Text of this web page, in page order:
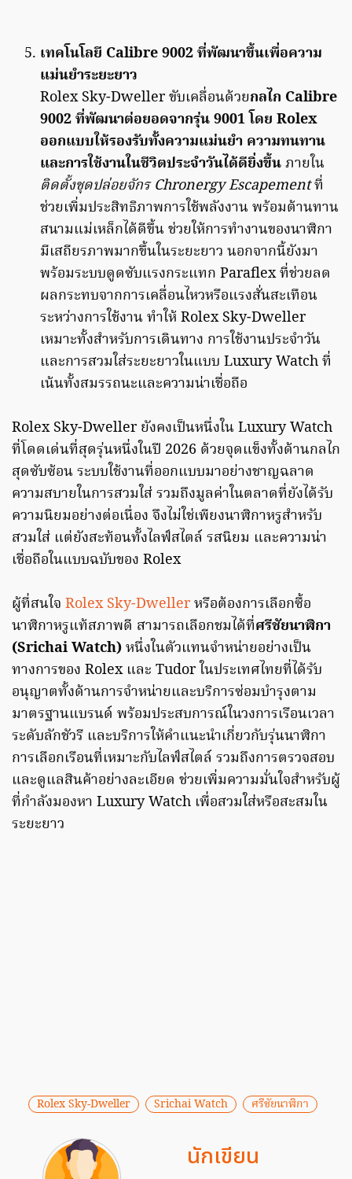
เทคโนโลยี Calibre 9002 ที่พัฒนาขึ้นเพื่อความ
แม่นยำระยะยาว
Rolex Sky-Dweller ขับเคลื่อนด้วยกลไก Calibre
9002 ที่พัฒนาต่อยอดจากรุ่น 9001 โดย Rolex
ออกแบบให้รองรับทั้งความแม่นยำ ความทนทาน
และการใช้งานในชีวิตประจำวันได้ดียิ่งขึ้นภายใน
ติดตั้งชุดปล่อยจักร Chronergy Escapementที่
ช่วยเพิ่มประสิทธิภาพการใช้พลังงาน พร้อมต้านทาน
สนามแม่เหล็กได้ดีขึ้น ช่วยให้การทำงานของนาฬิกา
มีเสถียรภาพมากขึ้นในระยะยาว นอกจากนี้ยังมา
พร้อมระบบดูดซับแรงกระแทก Paraflex ที่ช่วยลด
ผลกระทบจากการเคลื่อนไหวหรือแรงสั่นสะเทือน
ระหว่างการใช้งาน ทำให้ Rolex Sky-Dweller
เหมาะทั้งสำหรับการเดินทาง การใช้งานประจำวัน
และการสวมใส่ระยะยาวในแบบ Luxury Watch ที่
เน้นทั้งสมรรถนะและความน่าเชื่อถือ
Rolex Sky-Dweller ยังคงเป็นหนึ่งใน Luxury Watch
ที่โดดเด่นที่สุดรุ่นหนึ่งในปี 2026 ด้วยจุดแข็งทั้งด้านกลไก
สุดซับซ้อน ระบบใช้งานที่ออกแบบมาอย่างชาญฉลาด
ความสบายในการสวมใส่ รวมถึงมูลค่าในตลาดที่ยังได้รับ
ความนิยมอย่างต่อเนื่อง จึงไม่ใช่เพียงนาฬิกาหรูสำหรับ
สวมใส่ แต่ยังสะท้อนทั้งไลฟ์สไตล์ รสนิยม และความน่า
เชื่อถือในแบบฉบับของ Rolex
ผู้ที่สนใจ Rolex Sky-Dwellerหรือต้องการเลือกซื้อ
นาฬิกาหรูแท้สภาพดี สามารถเลือกชมได้ที่ศรีชัยนาฬิกา
(Srichai Watch)หนึ่งในตัวแทนจำหน่ายอย่างเป็น
ทางการของ Rolex และ Tudor ในประเทศไทยที่ได้รับ
อนุญาตทั้งด้านการจำหน่ายและบริการซ่อมบำรุงตาม
มาตรฐานแบรนด์ พร้อมประสบการณ์ในวงการเรือนเวลา
ระดับลักชัวรี และบริการให้คำแนะนำเกี่ยวกับรุ่นนาฬิกา
การเลือกเรือนที่เหมาะกับไลฟ์สไตล์ รวมถึงการตรวจสอบ
และดูแลสินค้าอย่างละเอียด ช่วยเพิ่มความมั่นใจสำหรับผู้
ที่กำลังมองหา Luxury Watch เพื่อสวมใส่หรือสะสมใน
ระยะยาว
Rolex Sky-Dweller Srichai Watch ศรีชัยนาฬิกา
นักเขียน